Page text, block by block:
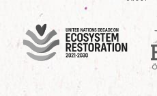
UN Decade